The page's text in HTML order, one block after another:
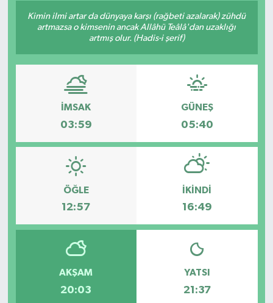
Kimin ilmi artar da dünyaya karşı (rağbeti azalarak) zühdü
artmazsa o kimsenin ancak Allâhü Teâlâ'dan uzaklığı
artmış olur. (Hadis-i şerif)
İMSAK
03:59
GÜNEŞ
05:40
ÖĞLE
12:57
İKINDI
16:49
AKŞAM
20:03
YATSI
21:37
Son Dakika
Teknoloji